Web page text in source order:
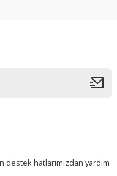
destek hatlarımızdan yardım